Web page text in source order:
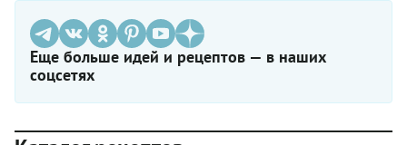
Еще больше идей и рецептов — в наших
соцсетях